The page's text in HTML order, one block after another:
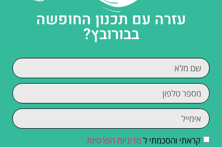
עזרה עם תכנון החופשה
בבורובץ?
קראתי והסכמתי ל מדיניות הפרטיות